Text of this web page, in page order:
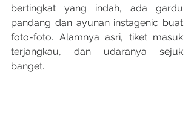
bertingkat yang indah, ada gardu
pandang dan ayunan instagenic buat
foto-foto. Alamnya asri, tiket masuk
terjangkau, dan udaranya sejuk
banget.